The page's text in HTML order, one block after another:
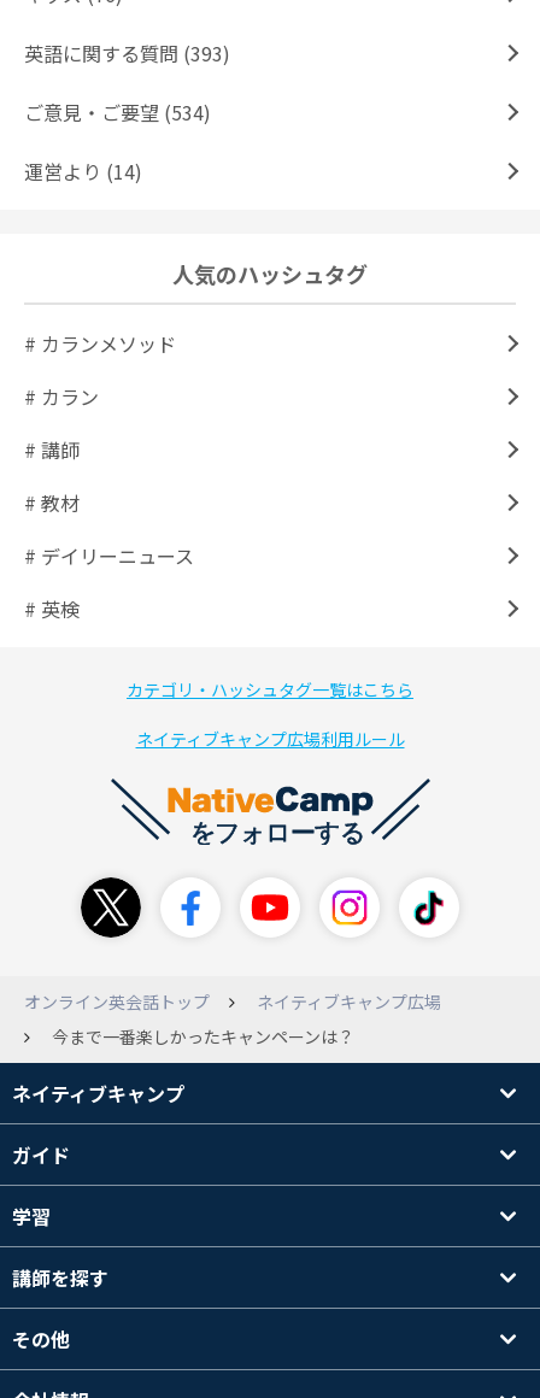
英語に関する質問 (393)
ご意見・ご要望 (534)
運営より (14)
人気のハッシュタグ
# カランメソッド
# カラン
# 講師
# 教材
# デイリーニュース
# 英検
カテゴリ・ハッシュタグ一覧はこちら
ネイティブキャンプ広場利用ルール
オンライン英会話トップ
ネイティブキャンプ広場
今まで一番楽しかったキャンペーンは？
ネイティブキャンプ
ガイド
学習
講師を探す
その他